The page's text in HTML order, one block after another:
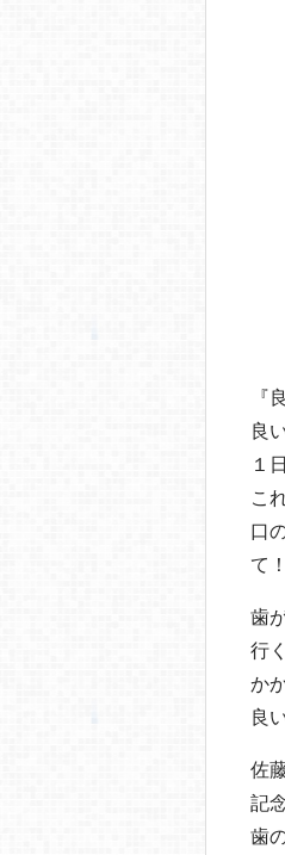
『
良
１
こ
口
て！
歯
行
か
良
佐
記
歯